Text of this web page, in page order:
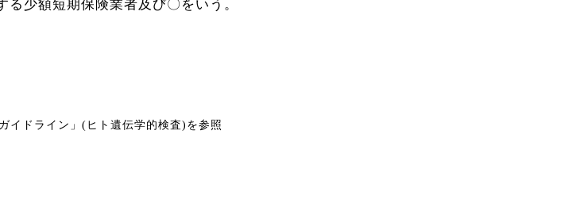
少額短期保険業者及び〇をいう。
イドライン」(ヒト遺伝学的検査)を参照